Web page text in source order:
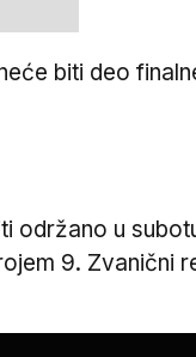
biti deo
u
9. Zvanični